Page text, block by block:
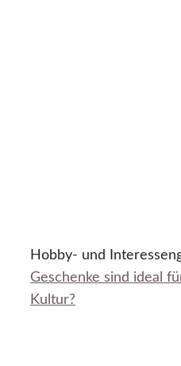
Hobby- und
Geschenke sind ideal
Kultur?